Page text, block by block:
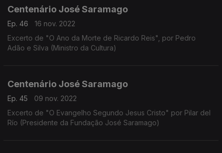
Centenário José Saramago
Ep. 46
16 nov. 2022
Excerto de "O Ano da Morte de Ricardo Reis", por Pedro
Adão e Silva (Ministro da Cultura)
Centenário José Saramago
Ep. 45
09 nov. 2022
Excerto de "O Evangelho Segundo Jesus Cristo" por Pilar del
Río (Presidente da Fundação José Saramago)